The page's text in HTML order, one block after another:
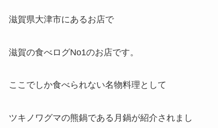
滋賀県大津市にあるお店で
滋賀の食べログNo1のお店です。
ここでしか食べられない名物料理として
ツキノワグマの熊鍋である月鍋が紹介されまし